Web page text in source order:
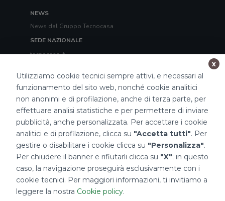
NEWS
News dal Gruppo Tecnocasa
SEDE NAZIONALE
tecnocasa.it
kiron.it
TECNOCASA NEL MONDO
Italia, Spagna,Ungheria,Messico ,Polonia ,Francia,
Tunisia, Thailandia,Repubblica di San Marino
Impostazioni Cookies
Utilizziamo cookie tecnici sempre attivi, e necessari al
funzionamento del sito web, nonché cookie analitici
non anonimi e di profilazione, anche di terza parte, per
effettuare analisi statistiche e per permettere di inviare
pubblicità, anche personalizzata. Per accettare i cookie
analitici e di profilazione, clicca su "Accetta tutti". Per
gestire o disabilitare i cookie clicca su "Personalizza".
Per chiudere il banner e rifiutarli clicca su "X"; in questo
caso, la navigazione proseguirà esclusivamente con i
cookie tecnici. Per maggiori informazioni, ti invitiamo a
leggere la nostra Cookie policy.
x